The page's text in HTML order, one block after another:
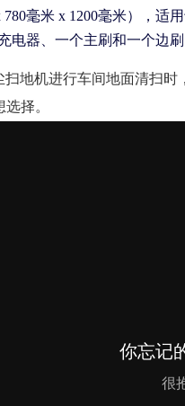
毫米 x 1200毫米），适
电器、一个主刷和一个边
地机进行车间地面清扫
择。